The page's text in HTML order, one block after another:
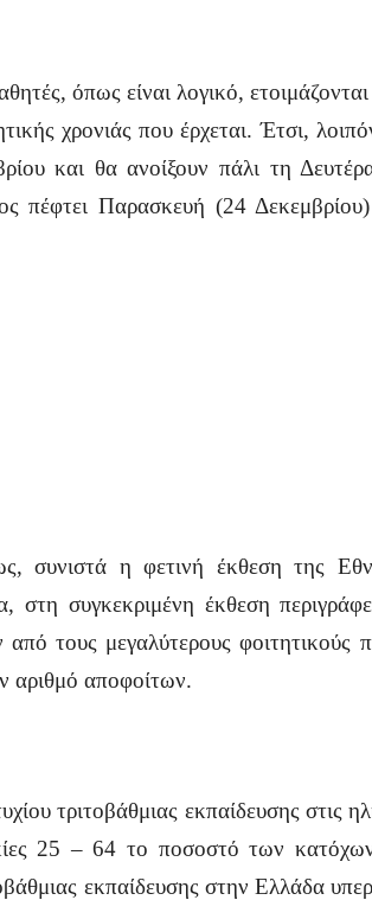
όπως είναι λογικό,
χρονιάς που έρχεται. Έτσι,
και θα ανοίξουν πάλι τη
Παρασκευή (24
συνιστά η φετινή έκθεση της
στη συγκεκριμένη έκθεση
τους μεγαλύτερους φοιτητικούς
αριθμό αποφοίτων.
τριτοβάθμιας εκπαίδευσης στις
25 – 64 το ποσοστό των κατόχων
εκπαίδευσης στην Ελλάδα